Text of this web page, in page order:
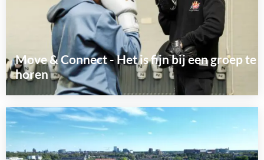
Move & Connect - Het is fijn bij een groep te
horen
meer
over